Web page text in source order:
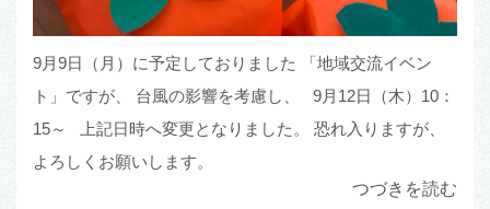
9月9日（月）に予定しておりました 「地域交流イベン
ト」ですが、 台風の影響を考慮し、 9月12日（木）10：
15～ 上記日時へ変更となりました。 恐れ入りますが、
よろしくお願いします。
つづきを読む